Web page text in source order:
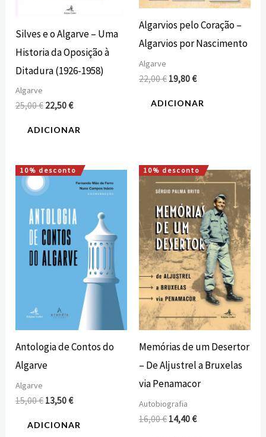
Silves e o Algarve – Uma
Historia da Oposição à
Ditadura (1926-1958)
Algarve
25,00€ 22,50€
ADICIONAR
Algarvios pelo Coração –
Algarvios por Nascimento
Algarve
22,00€ 19,80€
ADICIONAR
10% desconto
Antologia de Contos do
Algarve
Algarve
15,00€
O
preço
era:
15,00 €.
13,50€
O
preço
atual
é:
13,50 €.
ADICIONAR
10% desconto
Memórias de um Desertor
– De Aljustrel a Bruxelas
via Penamacor
Autobiografia
16,00€
O
preço
original
era:
16,00 €.
14,40€
O
preço
atual
é:
14,40 €.